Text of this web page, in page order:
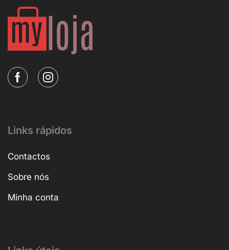
Links rápidos
Contactos
Sobre nós
Minha conta